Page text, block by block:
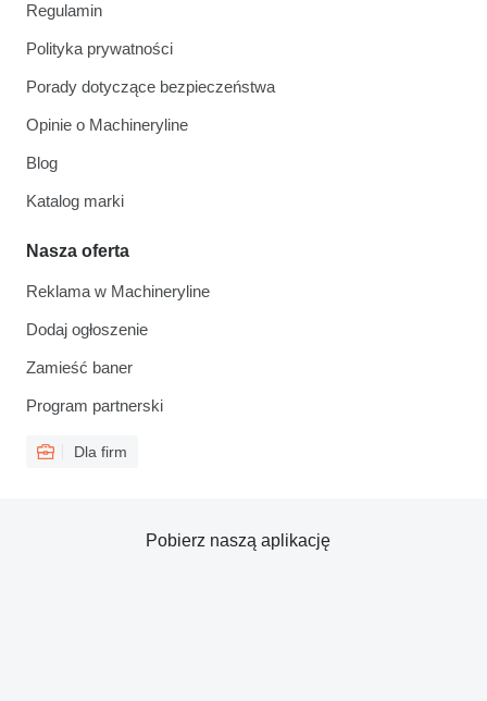
Regulamin
Polityka prywatności
Porady dotyczące bezpieczeństwa
Opinie o Machineryline
Blog
Katalog marki
Nasza oferta
Reklama w Machineryline
Dodaj ogłoszenie
Zamieść baner
Program partnerski
Dla firm
Pobierz naszą aplikację